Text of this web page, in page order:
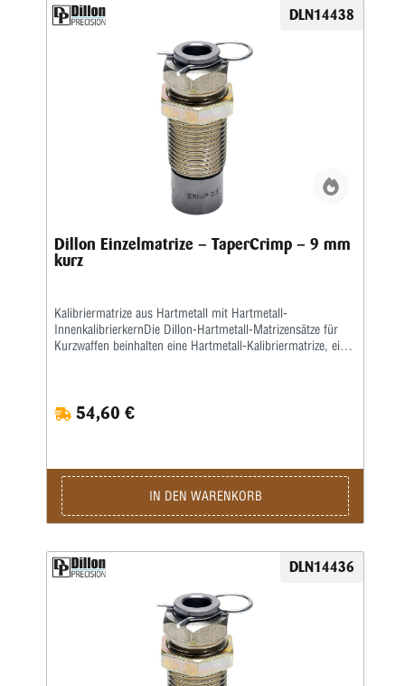
DLN14438
Dillon Einzelmatrize – TaperCrimp – 9 mm
kurz
Kalibriermatrize aus Hartmetall mit Hartmetall-
InnenkalibrierkernDie Dillon-Hartmetall-Matrizensätze für
Kurzwaffen beinhalten eine Hartmetall-Kalibriermatrize, eine
dem Pulverfüllen in einem Arbeitsgang geschieht.Sollten Sie
Dillon-Matrizensätze in einer Einstationen-Presse benutzen,
54,60 €
IN DEN WARENKORB
DLN14436